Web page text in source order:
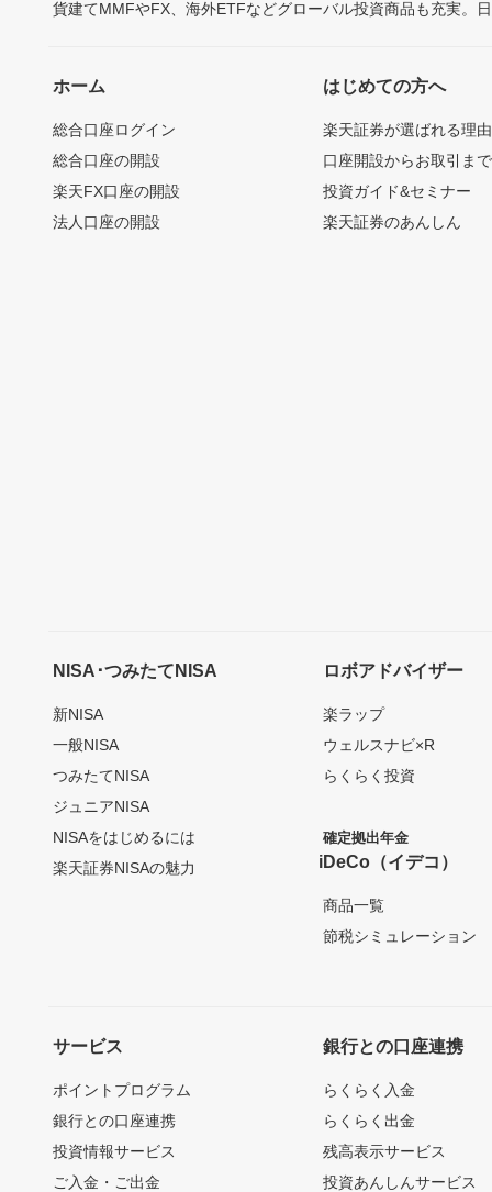
貨建てMMFやFX、海外ETFなどグローバル投資商品も充実。
ホーム
総合口座ログイン
総合口座の開設
楽天FX口座の開設
法人口座の開設
はじめての方へ
楽天証券が選ばれる理由
口座開設からお取引ま
投資ガイド&セミナー
楽天証券のあんしん
NISA･つみたてNISA
新NISA
一般NISA
つみたてNISA
ジュニアNISA
NISAをはじめるには
楽天証券NISAの魅力
ロボアドバイザー
楽ラップ
ウェルスナビ×R
らくらく投資
確定拠出年金
iDeCo（イデコ）
商品一覧
節税シミュレーション
サービス
ポイントプログラム
銀行との口座連携
投資情報サービス
ご入金・ご出金
銀行との口座連携
らくらく入金
らくらく出金
残高表示サービス
投資あんしんサービス